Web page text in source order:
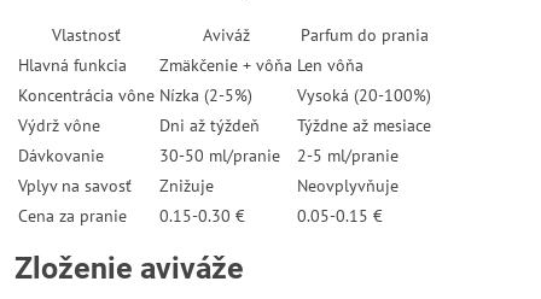
Vlastnosť Aviváž
Parfum do prania
Hlavná funkcia
Zmäkčenie + vôňa Len vôňa
Koncentrácia vône Nízka (2-5%)
Vysoká (20-100%)
Výdrž vône
Dni až týždeň
Týždne až mesiace
Dávkovanie
30-50 ml/pranie
2-5 ml/pranie
Vplyv na savosť
Znižuje
Neovplyvňuje
Cena za pranie
0.15-0.30 € 0.05-0.15 €
Zloženie aviváže